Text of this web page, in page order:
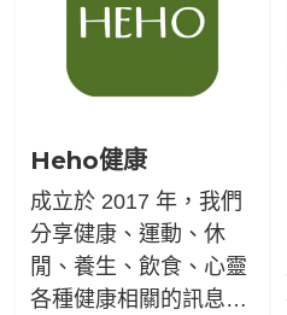
Heho健康
成立於 2017 年，我們
分享健康、運動、休
閒、養生、飲食、心靈
各種健康相關的訊息。